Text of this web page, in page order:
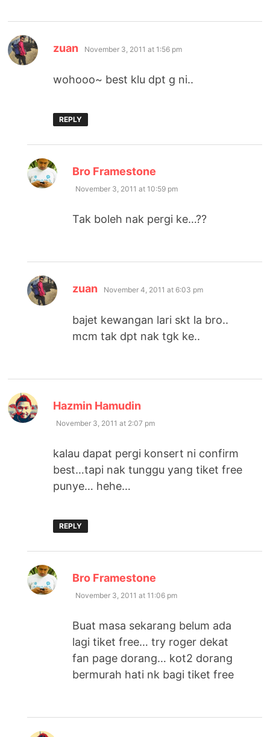
zuan says:
November 3, 2011 at 1:56 pm
wohooo~ best klu dpt g ni..
REPLY
Bro Framestone
November 3, 2011 at 10:59 pm
Tak boleh nak pergi ke…??
zuan says:
November 4, 2011 at 6:03 pm
bajet kewangan lari skt la bro..
mcm tak dpt nak tgk ke..
Hazmin Hamudin
November 3, 2011 at 2:07 pm
kalau dapat pergi konsert ni confirm
best…tapi nak tunggu yang tiket free
punye… hehe…
REPLY
Bro Framestone
November 3, 2011 at 11:06 pm
Buat masa sekarang belum ada
lagi tiket free… try roger dekat
fan page dorang… kot2 dorang
bermurah hati nk bagi tiket free